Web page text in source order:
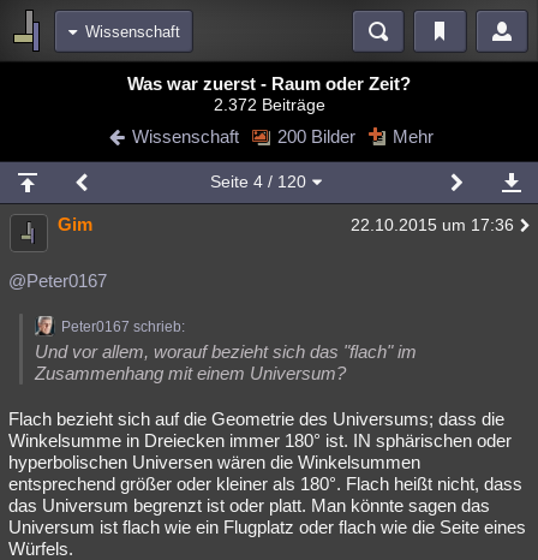
Wissenschaft
Blogs Videos
Chat Wiki Neuigkeiten
meine Rubriken
Menschen Mystery Kriminalfälle
Spiritualität
Natur Umfragen
weitere Rubriken
Astronomie Helpdesk Gruppen Gaming Filme
Musik Clash Verbesserungen Allmystery English
Übersichten
Was war zuerst - Raum oder Zeit?
2.372 Beiträge
Wissenschaft 200 Bilder Mehr
Seite 4/ 120
Gim 22.10.2015 um 17:36
@Peter0167
Peter0167 schrieb:
Und vor allem, worauf bezieht sich das "flach" im
Zusammenhang mit einem Universum?
Flach bezieht sich auf die Geometrie des Universums; dass die
Winkelsumme in Dreiecken immer 180° ist. IN sphärischen oder
hyperbolischen Universen wären die Winkelsummen
entsprechend größer oder kleiner als 180°. Flach heißt nicht, dass
das Universum begrenzt ist oder platt. Man könnte sagen das
Universum ist flach wie ein Flugplatz oder flach wie die Seite eines
Würfels.